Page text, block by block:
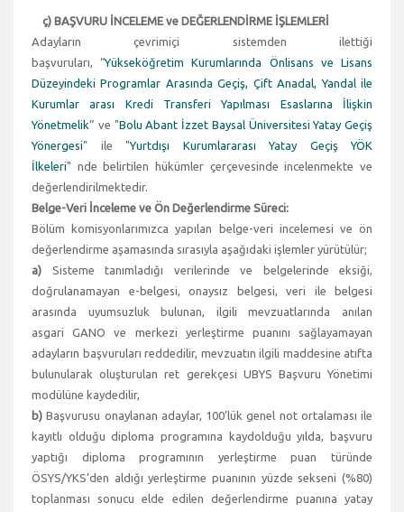
ç) BAŞVURU İNCELEME ve DEĞERLENDİRME İŞLEMLERİ
Adayların çevrimiçi sistemden ilettiği
başvuruları, “Yükseköğretim Kurumlarında Önlisans ve Lisans
Düzeyindeki Programlar Arasında Geçiş, Çift Anadal, Yandal ile
Kurumlar arası Kredi Transferi Yapılması Esaslarına İlişkin
Yönetmelik” ve "Bolu Abant İzzet Baysal Üniversitesi Yatay Geçiş
Yönergesi" ile "Yurtdışı Kurumlararası Yatay Geçiş YÖK
İlkeleri" nde belirtilen hükümler çerçevesinde incelenmekte ve
değerlendirilmektedir.
Belge-Veri İnceleme ve Ön Değerlendirme Süreci:
Bölüm komisyonlarımızca yapılan belge-veri incelemesi ve ön
değerlendirme aşamasında sırasıyla aşağıdaki işlemler yürütülür;
a) Sisteme tanımladığı verilerinde ve belgelerinde eksiği,
doğrulanamayan e-belgesi, onaysız belgesi, veri ile belgesi
arasında uyumsuzluk bulunan, ilgili mevzuatlarında anılan
asgari GANO ve merkezi yerleştirme puanını sağlayamayan
adayların başvuruları reddedilir, mevzuatın ilgili maddesine atıfta
bulunularak oluşturulan ret gerekçesi UBYS Başvuru Yönetimi
modülüne kaydedilir,
b) Başvurusu onaylanan adaylar, 100’lük genel not ortalaması ile
kayıtlı olduğu diploma programına kaydolduğu yılda, başvuru
yaptığı diploma programının yerleştirme puan türünde
ÖSYS/YKS’den aldığı yerleştirme puanının yüzde sekseni (%80)
toplanması sonucu elde edilen değerlendirme puanına yatay